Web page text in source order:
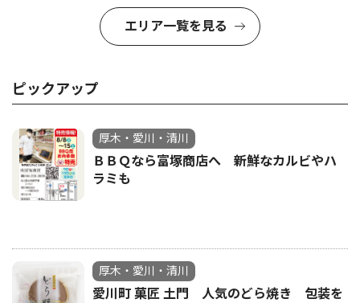
エリア一覧を見る
ピックアップ
厚木・愛川・清川
ＢＢＱなら富塚商店へ 新鮮なカルビやハ
ラミも
厚木・愛川・清川
愛川町 菓匠 土門 人気のどら焼き 包装を